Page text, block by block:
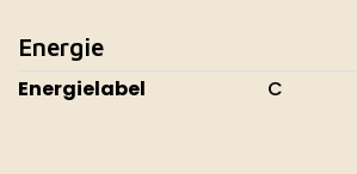
Energie
Energielabel C